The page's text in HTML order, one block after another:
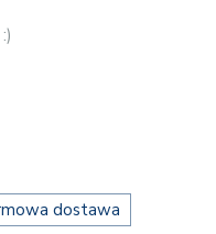
dostawa